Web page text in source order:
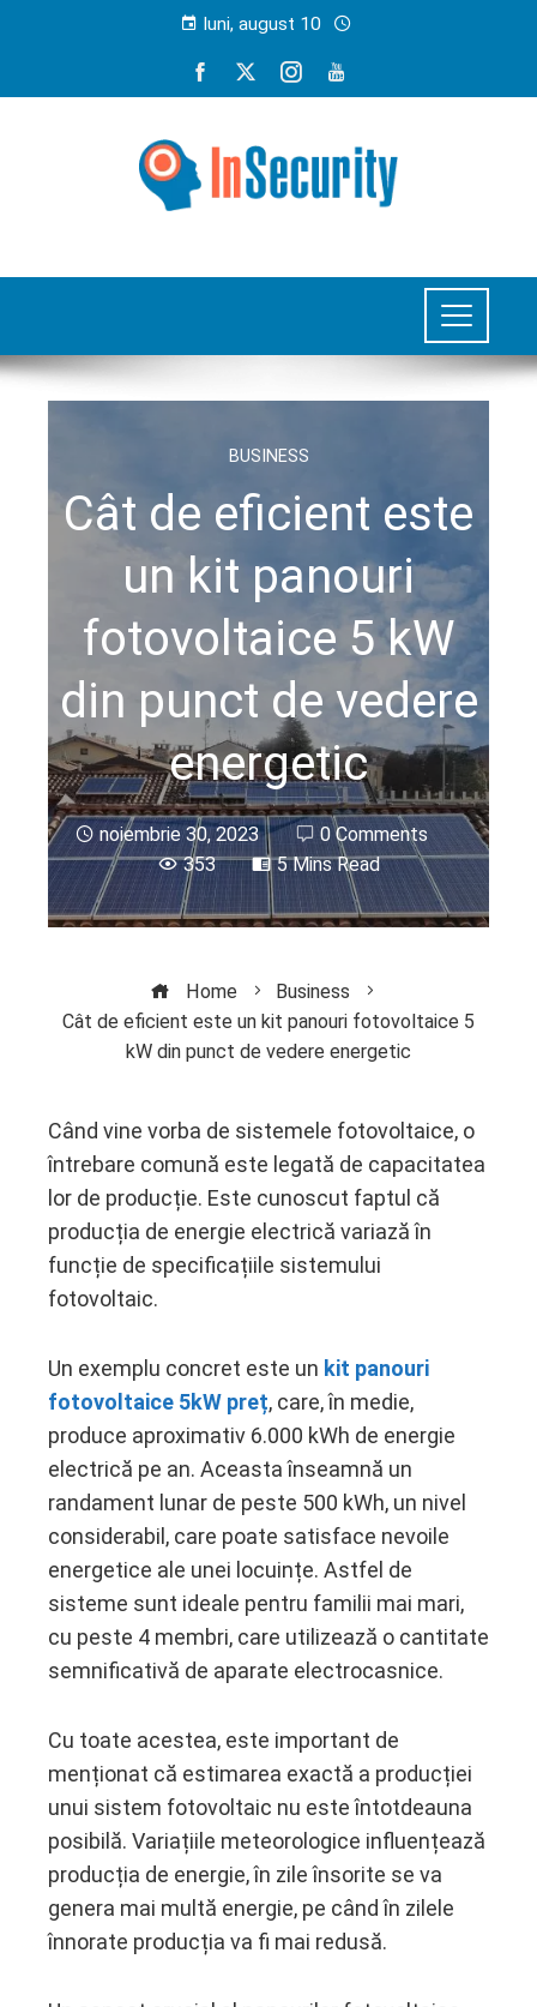
luni, august 10
BUSINESS
Cât de eficient este
un kit panouri
fotovoltaice 5 kW
din punct de vedere
energetic
noiembrie 30, 2023
0 Comments
353
5 Mins Read
Home
Business
Cât de eficient este un kit panouri fotovoltaice 5
kW din punct de vedere energetic
Când vine vorba de sistemele fotovoltaice, o
întrebare comună este legată de capacitatea
lor de producție. Este cunoscut faptul că
producția de energie electrică variază în
funcție de specificațiile sistemului
fotovoltaic.
Un exemplu concret este un kit panouri
fotovoltaice 5kW preț, care, în medie,
produce aproximativ 6.000 kWh de energie
electrică pe an. Aceasta înseamnă un
randament lunar de peste 500 kWh, un nivel
considerabil, care poate satisface nevoile
energetice ale unei locuințe. Astfel de
sisteme sunt ideale pentru familii mai mari,
cu peste 4 membri, care utilizează o cantitate
semnificativă de aparate electrocasnice.
Cu toate acestea, este important de
menționat că estimarea exactă a producției
unui sistem fotovoltaic nu este întotdeauna
posibilă. Variațiile meteorologice influențează
producția de energie, în zile însorite se va
genera mai multă energie, pe când în zilele
înnorate producția va fi mai redusă.